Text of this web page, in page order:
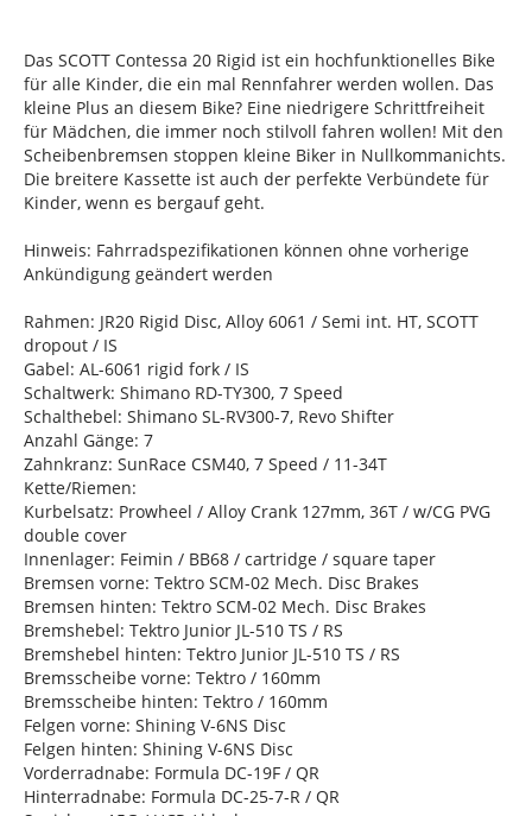
Das SCOTT Contessa 20 Rigid ist ein hochfunktionelles Bike
für alle Kinder, die ein mal Rennfahrer werden wollen. Das
kleine Plus an diesem Bike? Eine niedrigere Schrittfreiheit
für Mädchen, die immer noch stilvoll fahren wollen! Mit den
Scheibenbremsen stoppen kleine Biker in Nullkommanichts.
Die breitere Kassette ist auch der perfekte Verbündete für
Kinder, wenn es bergauf geht.
Hinweis: Fahrradspezifikationen können ohne vorherige
Ankündigung geändert werden
Rahmen: JR20 Rigid Disc, Alloy 6061 / Semi int. HT, SCOTT
dropout / IS
Gabel: AL-6061 rigid fork / IS
Schaltwerk: Shimano RD-TY300, 7 Speed
Schalthebel: Shimano SL-RV300-7, Revo Shifter
Anzahl Gänge: 7
Zahnkranz: SunRace CSM40, 7 Speed / 11-34T
Kette/Riemen:
Kurbelsatz: Prowheel / Alloy Crank 127mm, 36T / w/CG PVG
double cover
Innenlager: Feimin / BB68 / cartridge / square taper
Bremsen vorne: Tektro SCM-02 Mech. Disc Brakes
Bremsen hinten: Tektro SCM-02 Mech. Disc Brakes
Bremshebel: Tektro Junior JL-510 TS / RS
Bremshebel hinten: Tektro Junior JL-510 TS / RS
Bremsscheibe vorne: Tektro / 160mm
Bremsscheibe hinten: Tektro / 160mm
Felgen vorne: Shining V-6NS Disc
Felgen hinten: Shining V-6NS Disc
Vorderradnabe: Formula DC-19F / QR
Hinterradnabe: Formula DC-25-7-R / QR